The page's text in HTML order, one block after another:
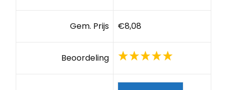
Gem. Prijs €8,08
Beoordeling